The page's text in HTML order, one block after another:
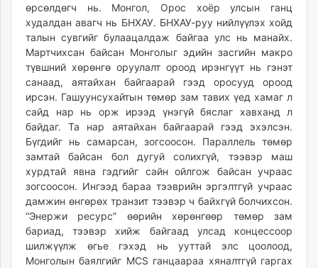
өрсөлдөгч нь. Монгол, Орос хоёр улсын ганц
худалдан авагч нь БНХАУ. БНХАУ-руу нийлүүлэх хойд
талын сувгийг булаацалдаж байгаа улс нь манайх.
Мартчихсан байсан Монголыг эдийн засгийн макро
түвшний хөрөнгө оруулалт ороод ирэнгүүт нь гэнэт
санаад, аятайхан байгаарай гээд оросууд ороод
ирсэн. Гашуунсухайтын төмөр зам тавих үед хамаг л
сайд нар нь орж ирээд үнэгүй бяслаг хавханд л
байдаг. Та нар аятайхан байгаарай гээд эхэлсэн.
Бүгдийг нь самарсан, зогсоосон. Параллель төмөр
замтай байсан бол дугуй солихгүй, тээвэр маш
хурдтай явна гэдгийг сайн ойлгож байсан учраас
зогсоосон. Ингээд бараа тээврийн эргэлтгүй учраас
дамжин өнгөрөх транзит тээвэр ч байхгүй болчихсон.
“Энержи ресурс” өөрийн хөрөнгөөр төмөр зам
бариад, тээвэр хийж байгаад улсад концессоор
шилжүүлж өгье гэхэд нь ууттай элс цоолоод,
Монголын баялгийг MCS ганцаараа хяналтгүй гаргах